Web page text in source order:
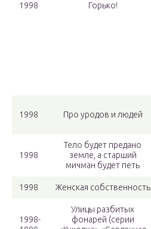
1998
Горько!
1998 Про уродов и людей
1998
Тело будет предано
земле, а старший
мичман будет петь
1998 Женская собственность
1998-
Улицы разбитых
фонарей (серии